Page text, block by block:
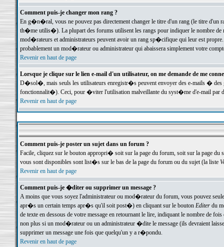
Comment puis-je changer mon rang ?
En g�n�ral, vous ne pouvez pas directement changer le titre d'un rang (le titre d'un
th�me utilis�). La plupart des forums utilisent les rangs pour indiquer le nombre de
mod�rateurs et administrateurs peuvent avoir un rang sp�cifique qui leur est
probablement un mod�rateur ou administrateur qui abaissera simplement votre
Revenir en haut de page
Lorsque je clique sur le lien e-mail d'un utilisateur, on me demande de me
D�sol�, mais seuls les utilisateurs enregistr�s peuvent envoyer des e-mails �
fonctionnalit�). Ceci, pour �viter l'utilisation malveillante du syst�me d'e-mail par
Revenir en haut de page
Comment puis-je poster un sujet dans un forum ?
Facile, cliquez sur le bouton appropri� soit sur la page du forum, soit sur la page du
vous sont disponibles sont list�s sur le bas de la page du forum ou du sujet (la liste
Revenir en haut de page
Comment puis-je �diter ou supprimer un message ?
A moins que vous soyez l'administrateur ou mod�rateur du forum, vous pouvez
apr�s un certain temps apr�s qu'il soit post�) en cliquant sur le bouton Editerdu
de texte en dessous de votre message en retournant le lire, indiquant le nombre
non plus si un mod�rateur ou un administrateur �dite le message (ils devraient
supprimer un message une fois que quelqu'un y a r�pondu.
Revenir en haut de page